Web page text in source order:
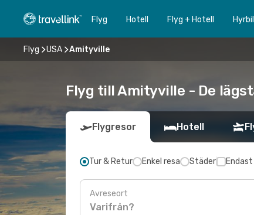
Flyg Hotell Flyg + Hotell Hyrbil
Flyg USA Amityville
Flyg till Amityville - De
Flygresor Hotell
Tur & Retur Enkel resa Städer
Avreseort